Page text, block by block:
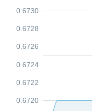
0.6720
0.6722
0.6724
0.6726
0.6728
0.6730